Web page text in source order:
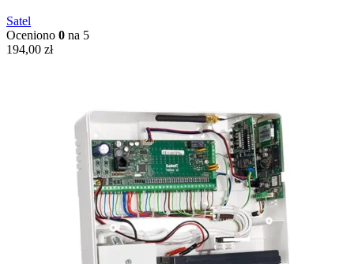
Satel
Oceniono 0 na 5
194,00 zł